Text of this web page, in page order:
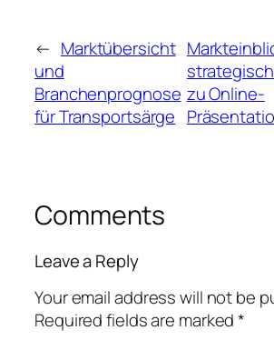
← Marktübersicht
und
Branchenprognose
für Transportsärge
zu Online-
Comments
Leave a Reply
Your email address will not be
Required fields are marked*